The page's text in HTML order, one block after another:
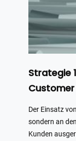
Strategie
Der Einsatz
sondern an
Kunden